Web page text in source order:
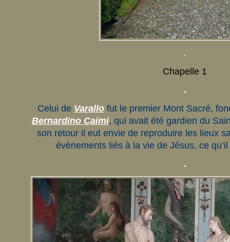
.
Chapelle 1
.
Celui de Varallofut le premier Mont Sacré,
Bernardino Caimi, qui avait été gardien du
son retour il eut envie de reproduire les lieux
évènements liés à la vie de Jésus, ce
.